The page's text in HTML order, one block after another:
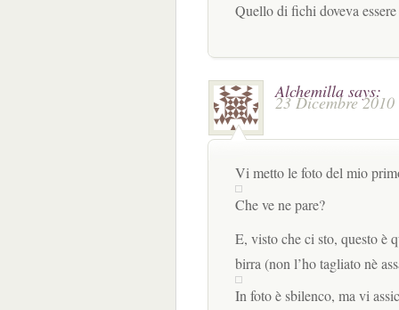
Quello di fichi doveva
Alchemilla says:
23 Dicembre
Vi metto le foto del mio
Che ve ne pare?
E, visto che ci sto, questo è
birra (non l’ho tagliato nè
In foto è sbilenco, ma vi